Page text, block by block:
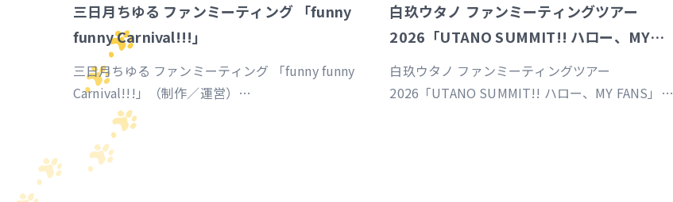
三日月ちゆる ファンミーティング 「funny
funny Carnival!!!」
三日月ちゆる ファンミーティング 「funny funny
Carnival!!!」（制作／運営）
https://univirtual.jp/events/funnyfunnycarnival
白玖ウタノ ファンミーティングツアー
2026「UTANO SUMMIT!! ハロー、MY
FANS」東京公演
白玖ウタノ ファンミーティングツアー
2026「UTANO SUMMIT!! ハロー、MY FANS」東